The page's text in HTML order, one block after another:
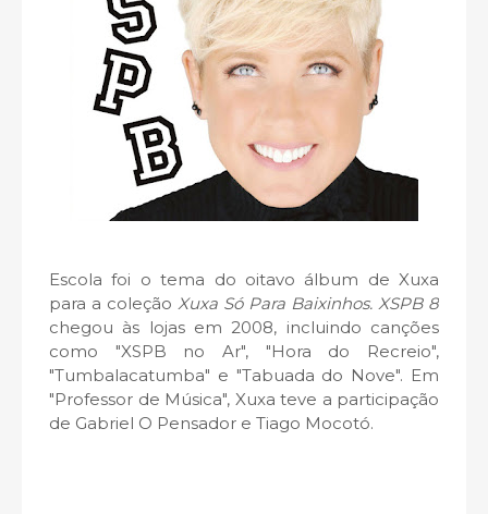
Escola foi o tema do oitavo álbum de Xuxa
para a coleção Xuxa Só Para Baixinhos. XSPB 8
chegou às lojas em 2008, incluindo canções
como "XSPB no Ar", "Hora do Recreio",
"Tumbalacatumba" e "Tabuada do Nove". Em
"Professor de Música", Xuxa teve a participação
de Gabriel O Pensador e Tiago Mocotó.